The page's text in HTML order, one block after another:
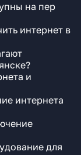
на пер
интернет в
и
интернета
для